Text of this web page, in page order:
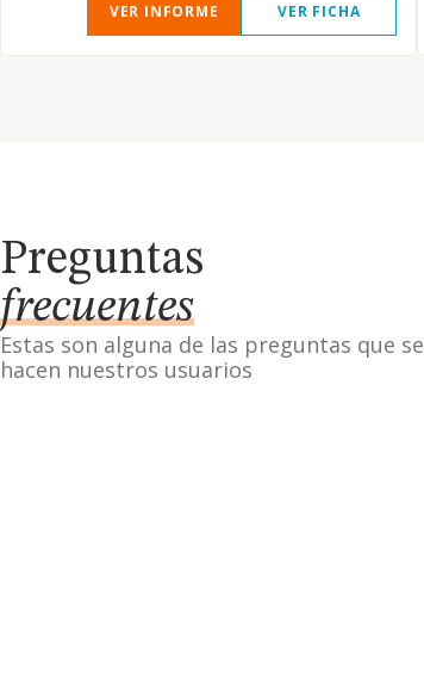
VER INFORME VER FICHA
Preguntas
frecuentes
Estas son alguna de las preguntas que se
hacen nuestros usuarios